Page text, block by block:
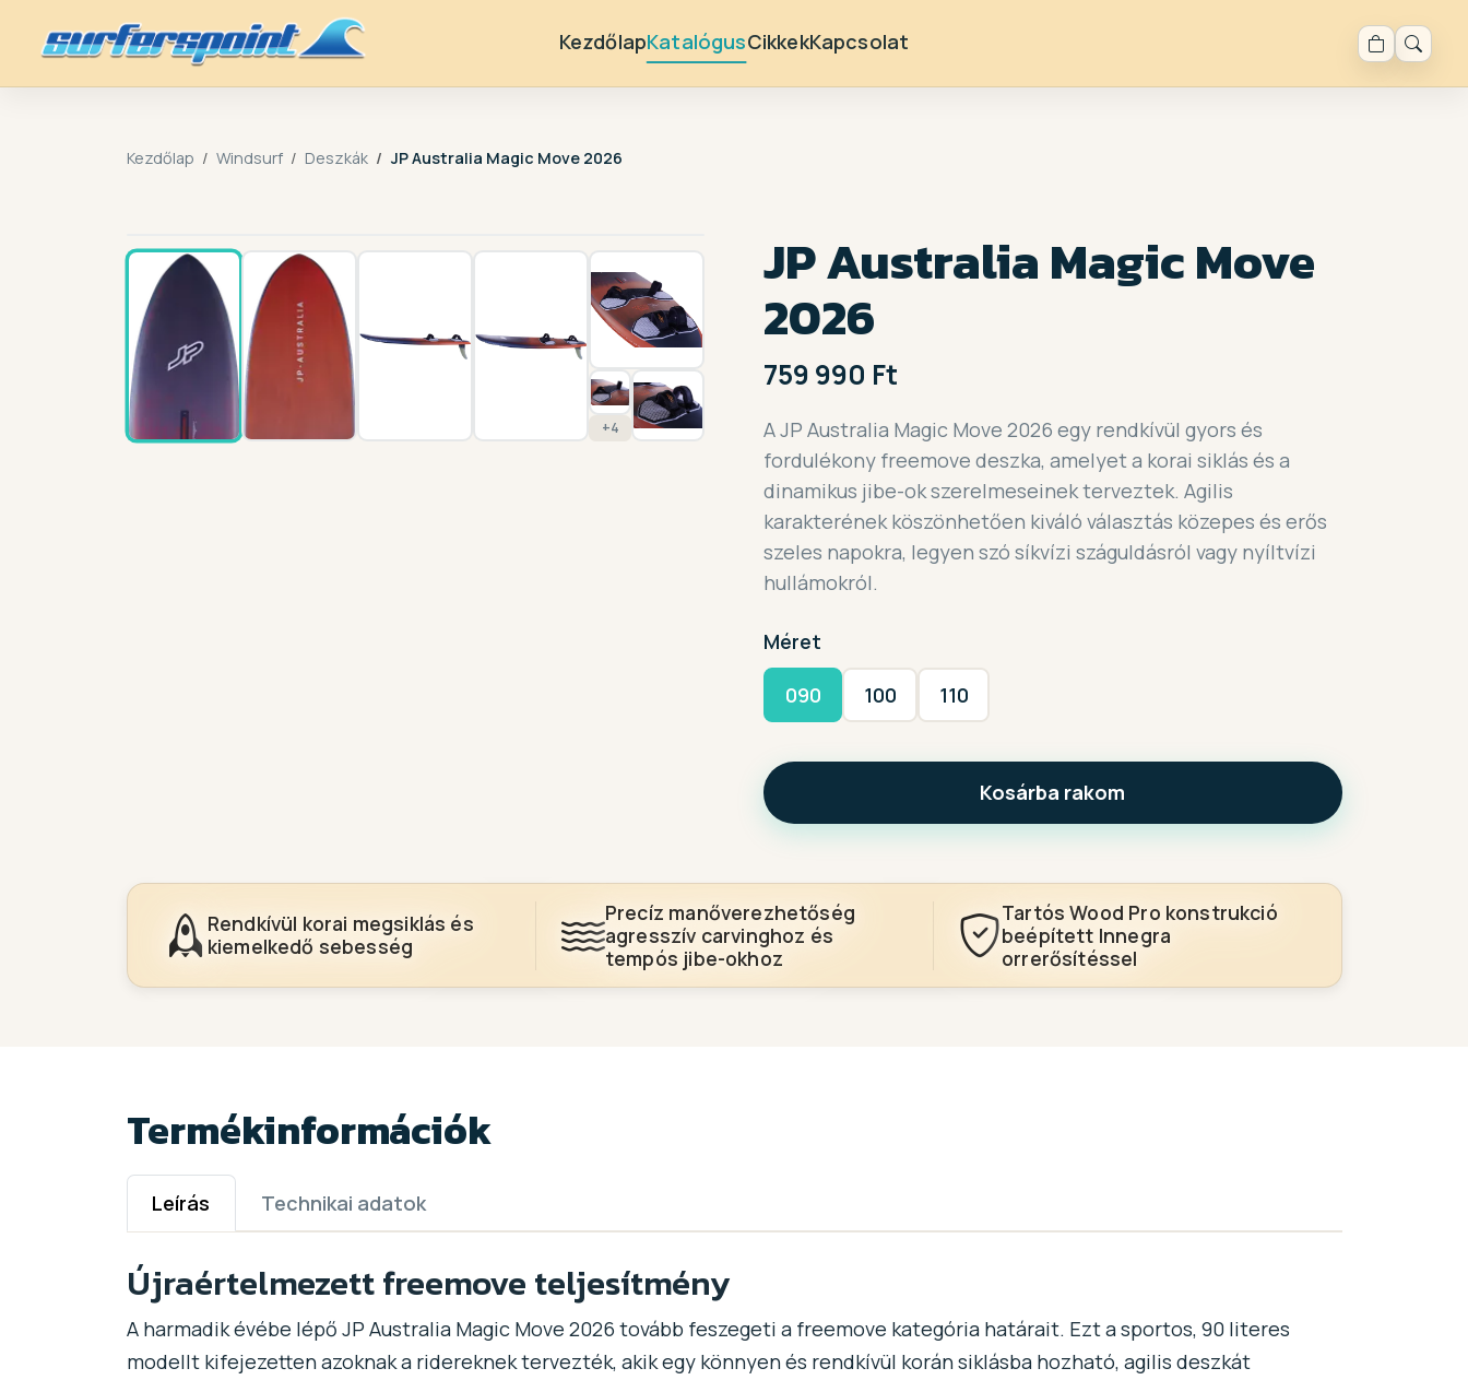
KezdőlapKatalógusCikkekKapcsolat
Kezdőlap Windsurf Deszkák JP Australia Magic Move 2026
+4
JP Australia Magic Move
2026
759 990 Ft
A JP Australia Magic Move 2026 egy rendkívül gyors és
fordulékony freemove deszka, amelyet a korai siklás és a
dinamikus jibe-ok szerelmeseinek terveztek. Agilis
karakterének köszönhetően kiváló választás közepes és erős
szeles napokra, legyen szó síkvízi száguldásról vagy nyíltvízi
hullámokról.
Méret
090 100 110
Kosárba rakom
Rendkívül korai megsiklás és
kiemelkedő sebesség
Precíz manőverezhetőség
agresszív carvinghoz és
tempós jibe-okhoz
Tartós Wood Pro konstrukció
beépített Innegra
orrerősítéssel
Termékinformációk
Leírás Technikai adatok
Újraértelmezett freemove teljesítmény
A harmadik évébe lépő JP Australia Magic Move 2026 tovább feszegeti a freemove kategória határait. Ezt a sportos, 90 literes
modellt kifejezetten azoknak a ridereknek tervezték, akik egy könnyen és rendkívül korán siklásba hozható, agilis deszkát